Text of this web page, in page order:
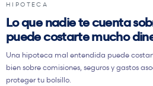
HIPOTECA
Lo que nadie te cuenta
puede costarte mucho
Una hipoteca mal entendida puede
bien sobre comisiones, seguros y gastos
proteger tu bolsillo.